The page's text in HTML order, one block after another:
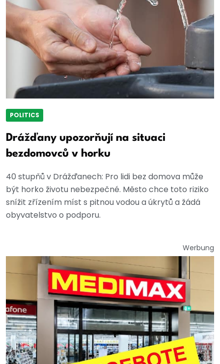
POLITICS
Drážďany upozorňují na situaci
bezdomovců v horku
40 stupňů v Drážďanech: Pro lidi bez domova může
být horko životu nebezpečné. Město chce toto riziko
snížit zřízením míst s pitnou vodou a úkrytů a žádá
obyvatelstvo o podporu.
Werbung